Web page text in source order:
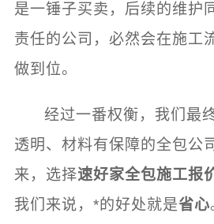
是一锤子买卖，后续的维护
责任的公司，必然会在施工
做到位。
经过一番权衡，我们最
透明、材料有保障的全包公
来，选择速好家全包施工报
我们来说，*的好处就是省心